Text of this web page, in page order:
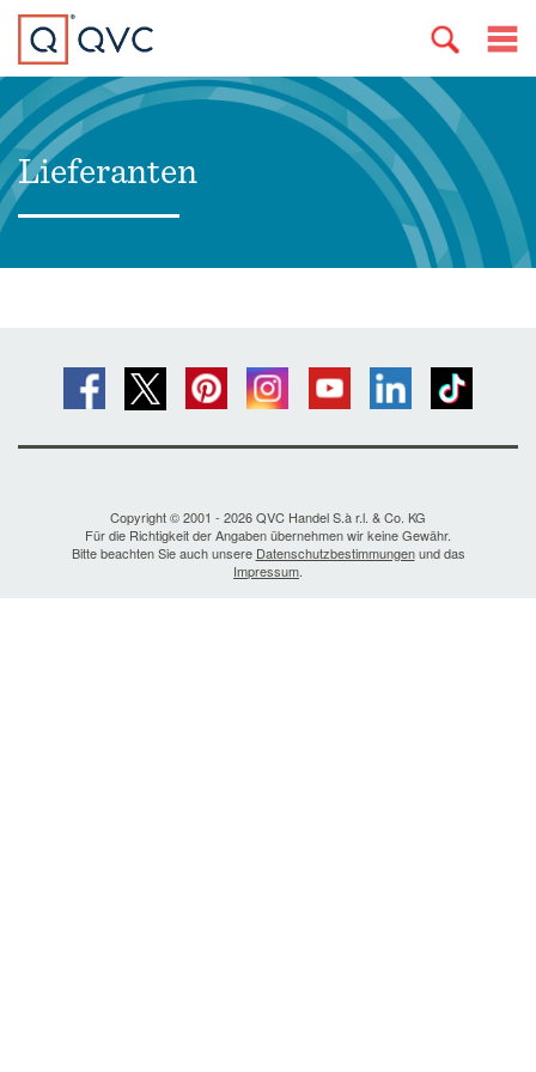
Lieferanten
Copyright © 2001 - 2026 QVC Handel S.à r.l. & Co. KG
Für die Richtigkeit der Angaben übernehmen wir keine Gewähr.
Bitte beachten Sie auch unsere Datenschutzbestimmungenund das
Impressum.